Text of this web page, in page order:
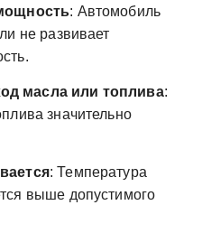
: Автомобиль
не развивает
масла или топлива:
значительно
: Температура
выше допустимого